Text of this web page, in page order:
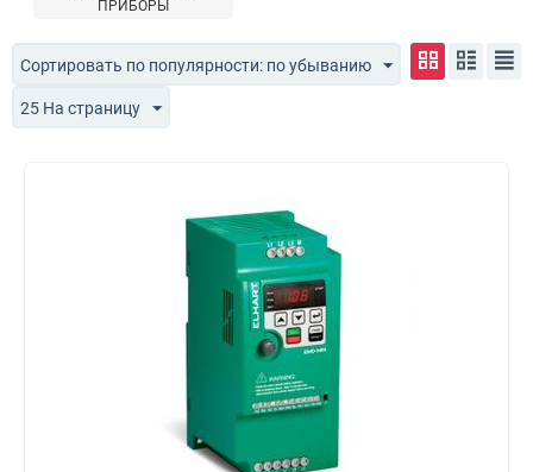
ПРИБОРЫ
Сортировать по популярности: по убыванию
25 На страницу